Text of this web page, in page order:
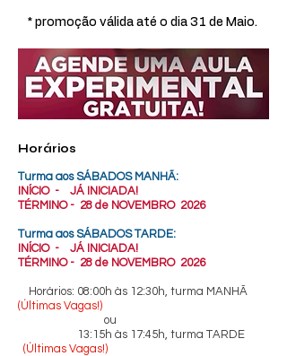
* promoção válida até o dia 31 de Maio.
Horários
Turma aos SÁBADOS MANHÃ:
INÍCIO - JÁ INICIADA!
TÉRMINO - 28 de NOVEMBRO 2026
Turma aos SÁBADOS TARDE:
INÍCIO - JÁ INICIADA!
TÉRMINO - 28 de NOVEMBRO 2026
Horários: 08:00h às 12:30h, turma MANHÃ
(Últimas Vagas!)
ou
13:15h às 17:45h, turma TARDE
(Últimas Vagas!)